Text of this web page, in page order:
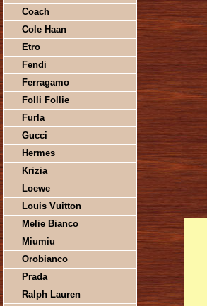
Coach
Cole Haan
Etro
Fendi
Ferragamo
Folli Follie
Furla
Gucci
Hermes
Krizia
Loewe
Louis Vuitton
Melie Bianco
Miumiu
Orobianco
Prada
Ralph Lauren